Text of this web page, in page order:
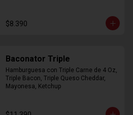
$8.390
Baconator Triple
Hamburguesa con Triple Carne de 4 Oz,
Triple Bacon, Triple Queso Cheddar,
Mayonesa, Ketchup